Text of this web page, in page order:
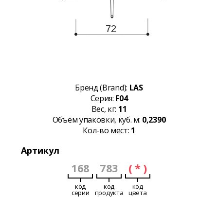
Бренд (Brand): LAS
Серия: F04
Вес, кг: 11
Объём упаковки, куб. м: 0,2390
Кол-во мест: 1
Артикул
168
код
серии
783
код
продукта
( * )
код
цвета